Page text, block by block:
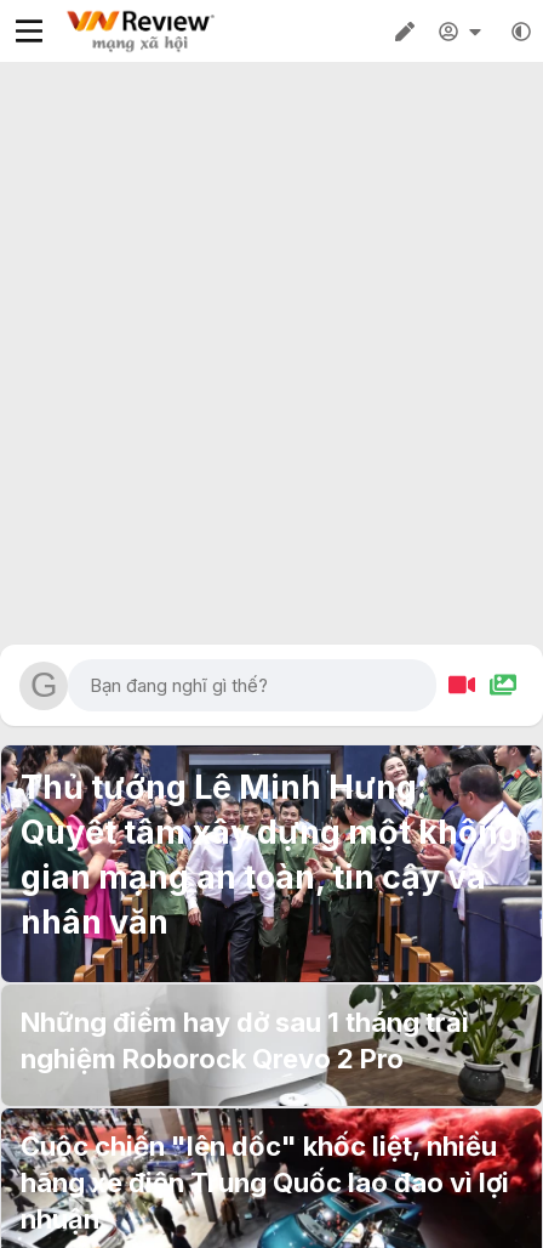
Thủ tướng Lê Minh Hưng:
Quyết tâm xây dựng một không
gian mạng an toàn, tin cậy và
nhân văn
Những điểm hay dở sau 1 tháng trải
nghiệm Roborock Qrevo 2 Pro
Cuộc chiến "lên dốc" khốc liệt, nhiều
hãng xe điện Trung Quốc lao đao vì lợi
nhuận